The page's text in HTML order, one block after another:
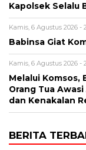
Kapolsek Selalu
Kamis, 6 Agustus 2026 -
Babinsa Giat
Kamis, 6 Agustus 2026 -
Melalui Komsos,
Orang Tua
dan Kenakalan
BERITA